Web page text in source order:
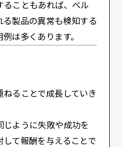
ることもあれば、ベル
る製品の異常も検知する
は多くあります。
ねることで成長していき
じように失敗や成功を
て報酬を与えることで